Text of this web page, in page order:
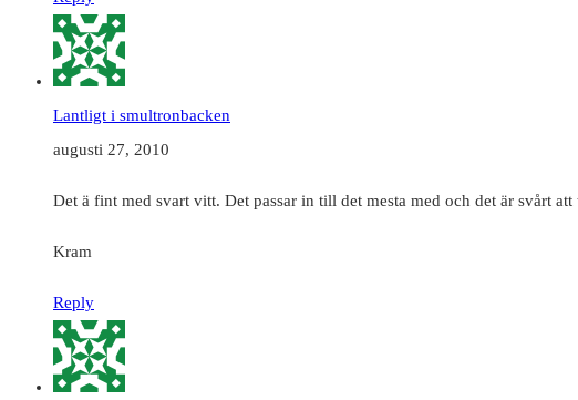
Lantligt i smultronbacken
augusti 27, 2010
Det ä fint med svart vitt. Det passar in till det mesta med och det är svårt att
Kram
Reply